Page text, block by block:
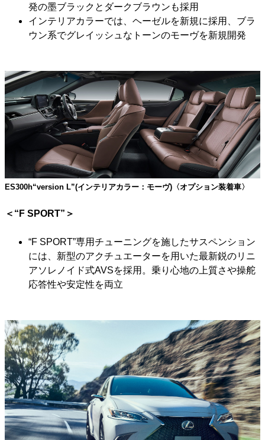
発の墨ブラックとダークブラウンも採用
インテリアカラーでは、ヘーゼルを新規に採用、ブラ
ウン系でグレイッシュなトーンのモーヴを新規開発
ES300h“version L”(インテリアカラー：モーヴ)〈オプション装着車〉
＜“F SPORT”＞
“F SPORT”専用チューニングを施したサスペンション
には、新型のアクチュエーターを用いた最新鋭のリニ
アソレノイド式AVSを採用。乗り心地の上質さや操舵
応答性や安定性を両立